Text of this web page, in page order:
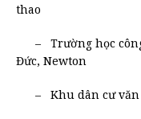
thao
– Trường học công
Đức, Newton
– Khu dân cư văn